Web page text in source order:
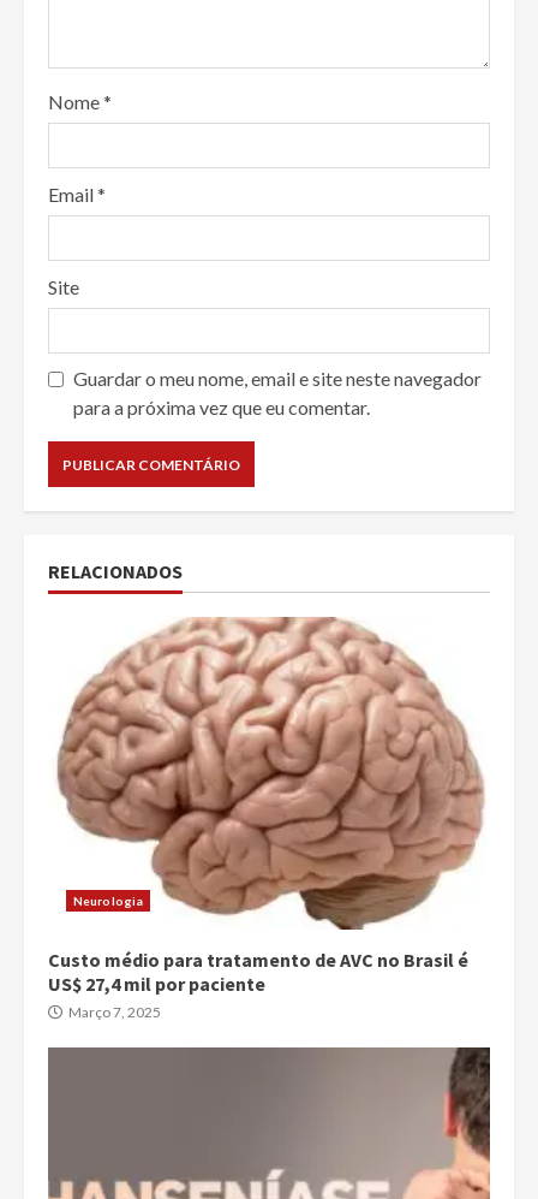
Nome*
Email*
Site
Guardar o meu nome, email e site neste navegador
para a próxima vez que eu comentar.
RELACIONADOS
Neurologia
Custo médio para tratamento de AVC no Brasil é
US$ 27,4 mil por paciente
Março 7, 2025